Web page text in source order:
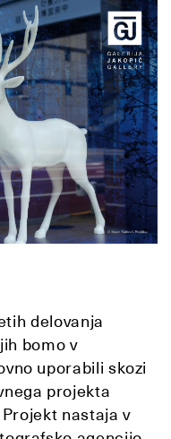
delovanja
bomo v
uporabili skozi
projekta
Projekt nastaja v